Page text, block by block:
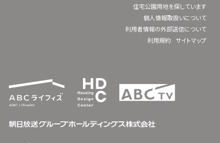
住宅公園用地を探しています
個人情報取扱いについて
利用者情報の外部送信について
利用規約
サイトマップ